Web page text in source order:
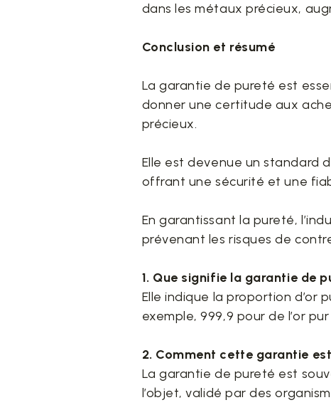
dans les métaux précieux,
Conclusion et résumé
La garantie de pureté est
donner une certitude aux
précieux.
Elle est devenue un standard
offrant une sécurité et une
En garantissant la pureté,
prévenant les risques de
1. Que signifie la garantie de
Elle indique la proportion d’or
exemple, 999,9 pour de l’or pur
2. Comment cette garantie
La garantie de pureté est
l’objet, validé par des